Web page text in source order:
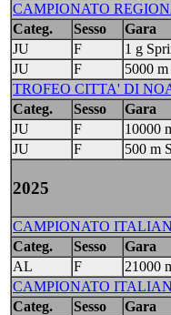
CAMPIONATO
Categ.
Sesso Gara
JU
F 1 g
JU
F 5000
TROFEO CITTA' DI
Categ.
Sesso Gara
JU
F 10000
JU
F 500 m
2025
CAMPIONATO
Categ.
Sesso Gara
AL
F 21000
CAMPIONATO
Categ.
Sesso Gara